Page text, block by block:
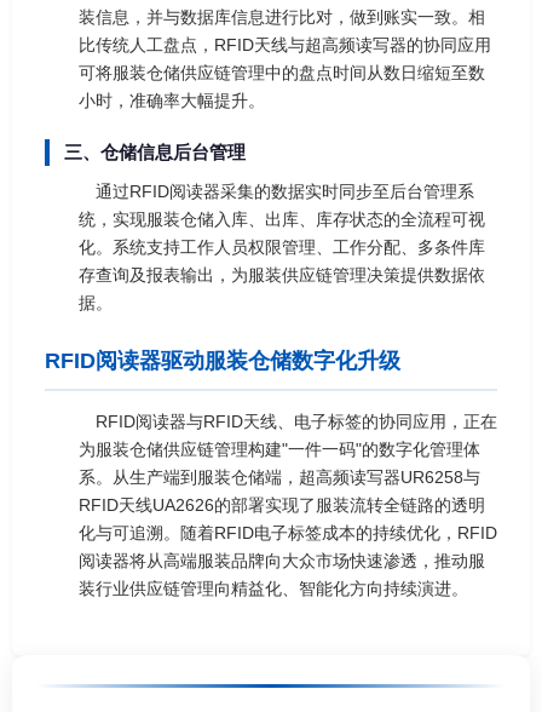
装信息，并与数据库信息进行比对，做到账实一致。相
比传统人工盘点，RFID天线与超高频读写器的协同应用
可将服装仓储供应链管理中的盘点时间从数日缩短至数
小时，准确率大幅提升。
三、仓储信息后台管理
通过RFID阅读器采集的数据实时同步至后台管理系
统，实现服装仓储入库、出库、库存状态的全流程可视
化。系统支持工作人员权限管理、工作分配、多条件库
存查询及报表输出，为服装供应链管理决策提供数据依
据。
RFID阅读器驱动服装仓储数字化升级
RFID阅读器与RFID天线、电子标签的协同应用，正在
为服装仓储供应链管理构建"一件一码"的数字化管理体
系。从生产端到服装仓储端，超高频读写器UR6258与
RFID天线UA2626的部署实现了服装流转全链路的透明
化与可追溯。随着RFID电子标签成本的持续优化，RFID
阅读器将从高端服装品牌向大众市场快速渗透，推动服
装行业供应链管理向精益化、智能化方向持续演进。